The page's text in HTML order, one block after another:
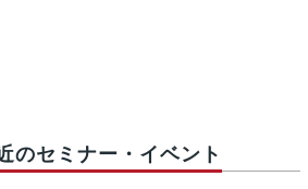
のセミナー・イベント